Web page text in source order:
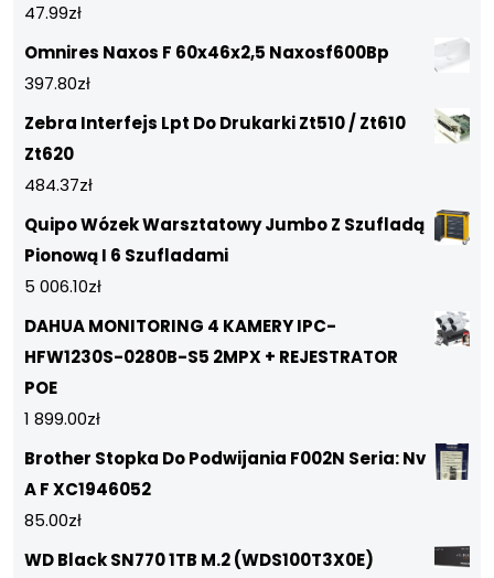
47.99zł
Omnires Naxos F 60x46x2,5 Naxosf600Bp
397.80zł
Zebra Interfejs Lpt Do Drukarki Zt510 / Zt610
Zt620
484.37zł
Quipo Wózek Warsztatowy Jumbo Z Szufladą
Pionową I 6 Szufladami
5 006.10zł
DAHUA MONITORING 4 KAMERY IPC-
HFW1230S-0280B-S5 2MPX + REJESTRATOR
POE
1 899.00zł
Brother Stopka Do Podwijania F002N Seria: Nv
A F XC1946052
85.00zł
WD Black SN770 1TB M.2 (WDS100T3X0E)